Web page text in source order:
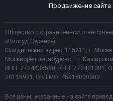
Продвижение сайта
Общество с ограниченной
«Вилгуд Сервис»)
Юридический адрес: 115211, г.
Москворечье-Сабурово, Ш.
ИНН: 7724435560, КПП: 772401001,
28118921; ОКТМО: 45918000000
Все цены, указанные на сайте